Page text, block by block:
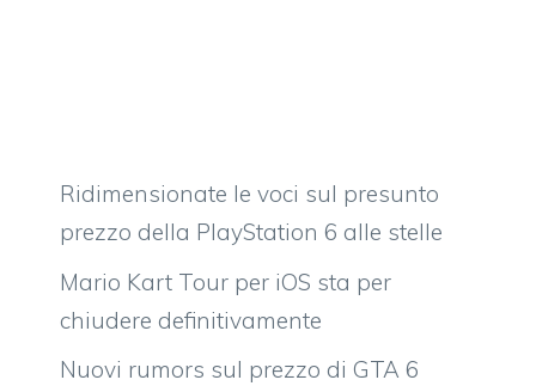
Ridimensionate le voci sul presunto
prezzo della PlayStation 6 alle stelle
Mario Kart Tour per iOS sta per
chiudere definitivamente
Nuovi rumors sul prezzo di GTA 6